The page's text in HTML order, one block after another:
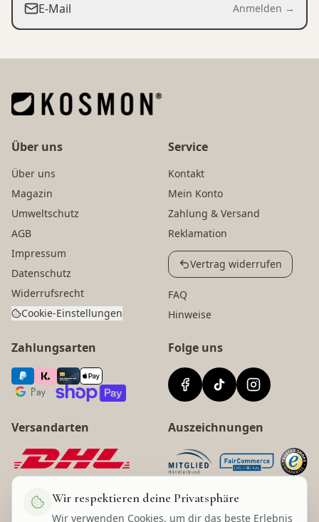
Wir respektieren deine Privatsphäre
Wir verwenden Cookies, um dir das beste Erlebnis
E-Mail Anmelden →
Über uns
Über uns
Magazin
Umweltschutz
AGB
Impressum
Datenschutz
Widerrufsrecht
Cookie-Einstellungen
Service
Kontakt
Mein Konto
Zahlung & Versand
Reklamation
Vertrag widerrufen
FAQ
Hinweise
Zahlungsarten
Versandarten
Folge uns
Auszeichnungen